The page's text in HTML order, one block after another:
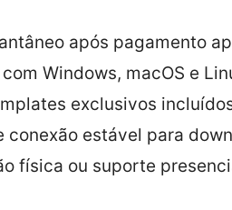
após pagamento
Windows, macOS e
exclusivos
conexão estável para
física ou suporte